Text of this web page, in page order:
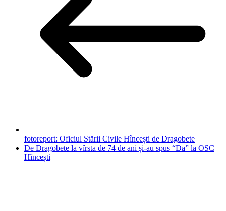
fotoreport: Oficiul Stării Civile Hîncești de Dragobete
De Dragobete la vîrsta de 74 de ani și-au spus “Da” la OSC
Hîncești